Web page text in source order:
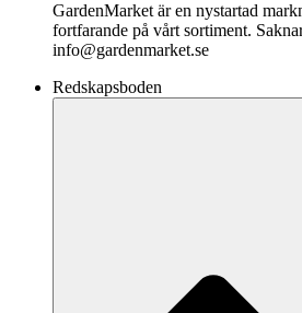
GardenMarket är en nystartad
fortfarande på vårt sortiment.
info@gardenmarket.se
Redskapsboden